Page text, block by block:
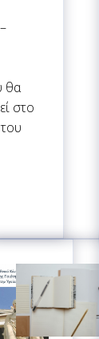
θα
στο